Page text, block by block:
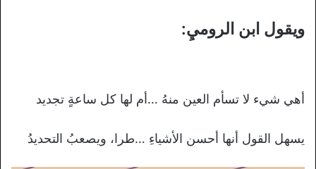
ويقول ابن الروميِ:
أهي شيء لا تسأم العين منهُ …أم لها كل ساعةٍ تجديد
يسهل القول أنها أحسن الأشياءِ …طرا، ويصعبُ التحديدُ